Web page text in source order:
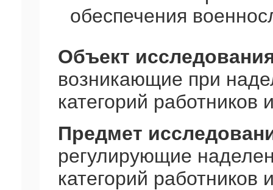
обеспечения
Объект
возникающие при
категорий работников
Предмет
регулирующие
категорий работников